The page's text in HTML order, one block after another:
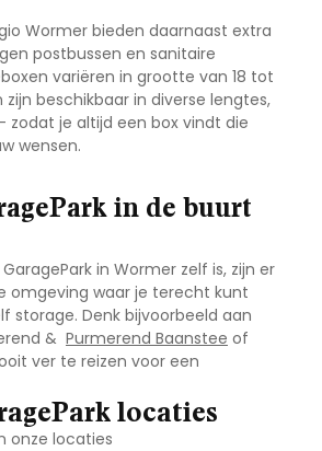
Wormerbieden daarnaast extra
postbussen en sanitaire
variëren in grootte van 18 tot
beschikbaar in diverse lengtes,
zodat je altijd een box vindt die
wensen.
in de buurt
in Wormer zelf is, zijn er
omgeving waar je terecht kunt
storage. Denk bijvoorbeeld aan
& Purmerend Baanstee of
ver te reizen voor een
locaties
onze locaties